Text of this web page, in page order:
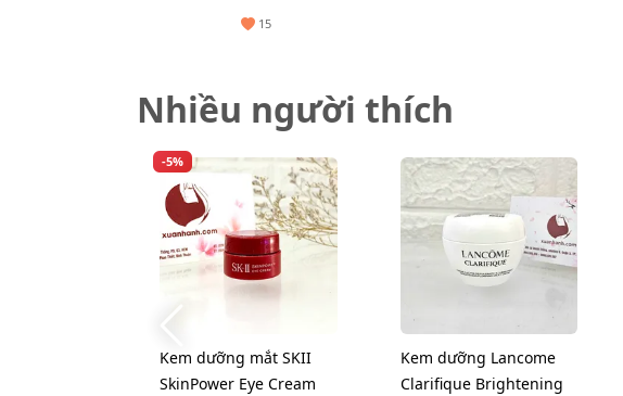
15
Nhiều người thích
-5%
Kem dưỡng mắt SKII
SkinPower Eye Cream
Kem dưỡng Lancome
Clarifique Brightening